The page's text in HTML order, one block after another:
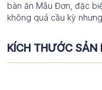
bàn ăn Mẫu Đơn, đặc
không quá cầu kỳ
KÍCH THƯỚC SẢN